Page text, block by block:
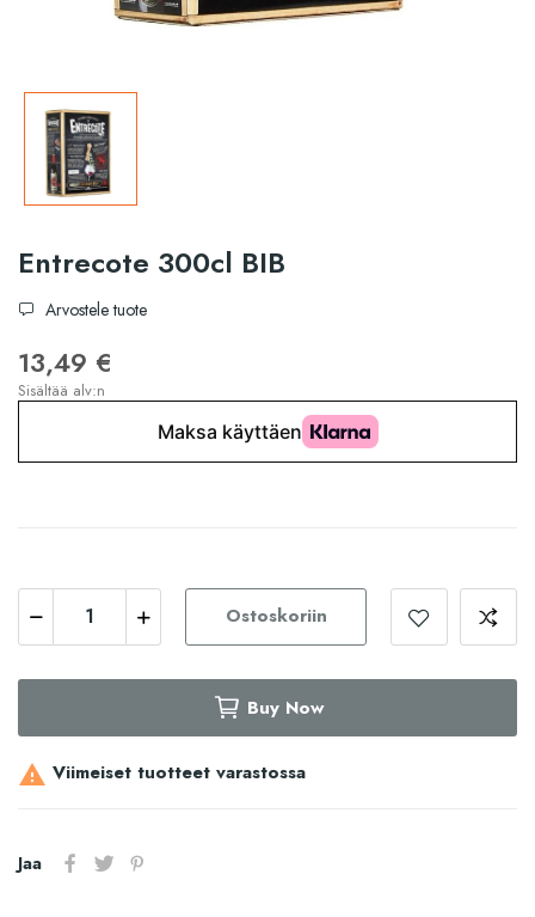
Entrecote 300cl BIB
Arvostele tuote
13,49 €
Sisältää alv:n
Ostoskoriin
Buy Now
 Viimeiset tuotteet varastossa
Jaa